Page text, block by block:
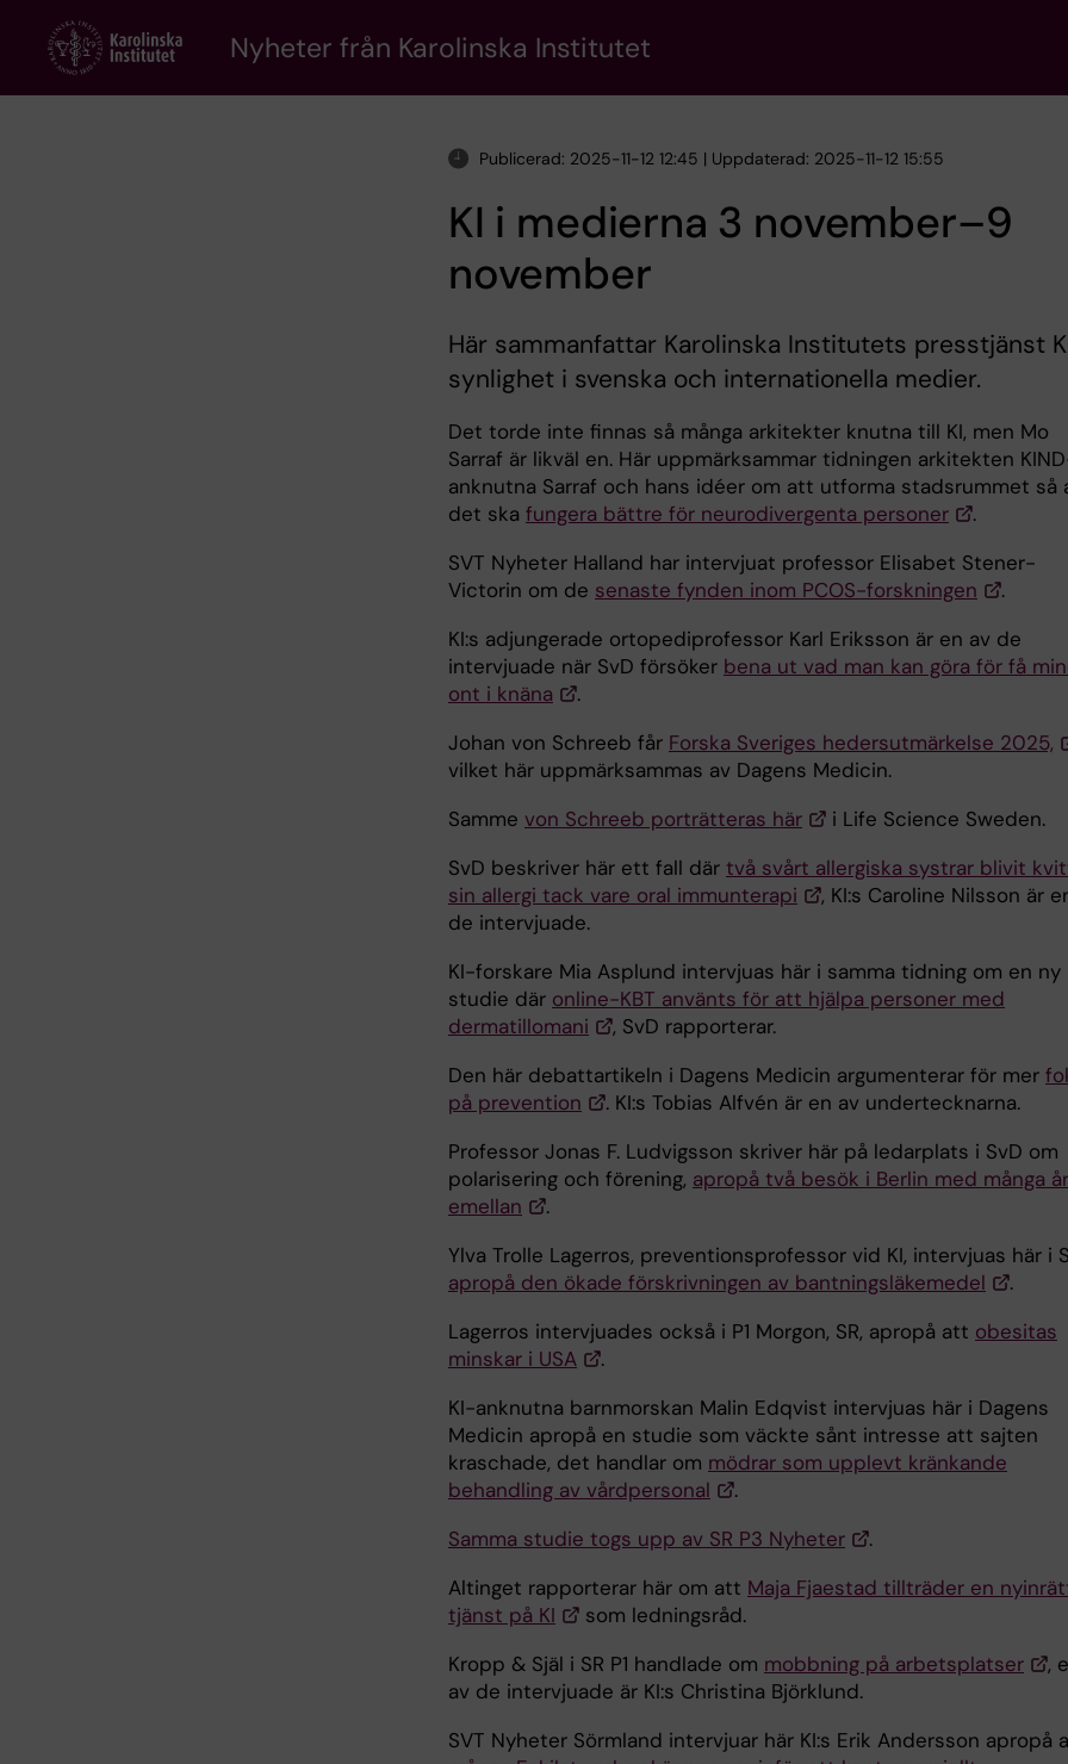
content
Nyheter från Karolinska Institutet
Publicerad: 2025-11-12 12:45 | Uppdaterad: 2025-11-12 15:55
KI i medierna 3 november–9
november
Här sammanfattar Karolinska Institutets presstjänst
synlighet i svenska och internationella medier.
Det torde inte finnas så många arkitekter knutna till KI, men Mo
Sarraf är likväl en. Här uppmärksammar tidningen arkitekten
anknutna Sarraf och hans idéer om att utforma stadsrummet så
det ska fungera bättre för neurodivergenta personer
.
SVT Nyheter Halland har intervjuat professor Elisabet Stener-
Victorin om de senaste fynden inom PCOS-forskningen
.
KI:s adjungerade ortopediprofessor Karl Eriksson är en av de
intervjuade när SvD försöker bena ut vad man kan göra för få
ont i knäna
.
Johan von Schreeb får Forska Sveriges hedersutmärkelse 2025,
vilket här uppmärksammas av Dagens Medicin.
Samme von Schreeb porträtteras här
i Life Science Sweden.
SvD beskriver här ett fall där två svårt allergiska systrar blivit
sin allergi tack vare oral immunterapi
, KI:s Caroline Nilsson är
de intervjuade.
KI-forskare Mia Asplund intervjuas här i samma tidning om en ny
studie där online-KBT använts för att hjälpa personer med
dermatillomani
, SvD rapporterar.
Den här debattartikeln i Dagens Medicin argumenterar för mer
på prevention
. KI:s Tobias Alfvén är en av undertecknarna.
Professor Jonas F. Ludvigsson skriver här på ledarplats i SvD om
polarisering och förening, apropå två besök i Berlin med många år
emellan
.
Ylva Trolle Lagerros, preventionsprofessor vid KI, intervjuas här i
apropå den ökade förskrivningen av bantningsläkemedel
.
Lagerros intervjuades också i P1 Morgon, SR, apropå att obesitas
minskar i USA
.
KI-anknutna barnmorskan Malin Edqvist intervjuas här i Dagens
Medicin apropå en studie som väckte sånt intresse att sajten
kraschade, det handlar om mödrar som upplevt kränkande
behandling av vårdpersonal
.
Samma studie togs upp av SR P3 Nyheter
.
Altinget rapporterar här om att Maja Fjaestad tillträder en
tjänst på KI
som ledningsråd.
Kropp & Själ i SR P1 handlade om mobbning på arbetsplatser
,
av de intervjuade är KI:s Christina Björklund.
SVT Nyheter Sörmland intervjuar här KI:s Erik Andersson apropå